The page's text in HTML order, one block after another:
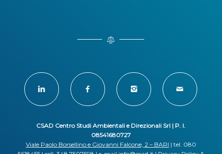
CSAD Centro Studi Ambientali e Direzionali Srl | P. I.
08541680727
Viale Paolo Borsellino e Giovanni Falcone, 2 – BARI | tel. 080